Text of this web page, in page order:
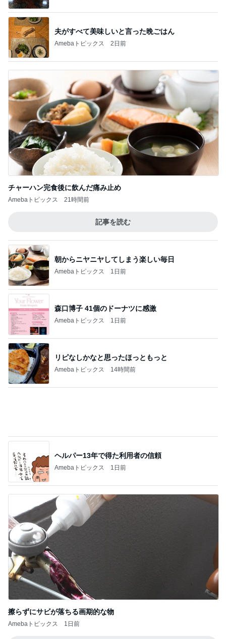
夫がすべて美味しいと言った晩ごはん
Amebaトピックス 2日前
チャーハン完食後に飲んだ痛み止め
Amebaトピックス 21時間前
記事を読む
朝からニヤニヤしてしまう楽しい毎日
Amebaトピックス 1日前
森口博子 41個のドーナツに感激
Amebaトピックス 1日前
リピなしかなと思ったほっともっと
Amebaトピックス 14時間前
ヘルパー13年で得た利用者の信頼
Amebaトピックス 1日前
擦らずにサビが落ちる画期的な物
Amebaトピックス 1日前